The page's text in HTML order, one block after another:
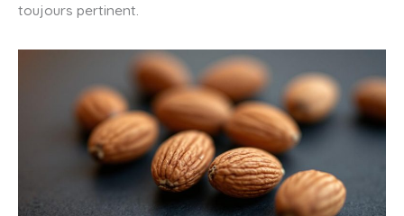
toujours pertinent.